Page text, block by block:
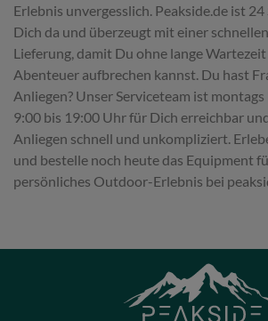
Erlebnis unvergesslich. Peakside.de ist
Dich da und überzeugt mit einer
Lieferung, damit Du ohne lange
Abenteuer aufbrechen kannst. Du hast
Anliegen? Unser Serviceteam ist
9:00 bis 19:00 Uhr für Dich erreichbar
Anliegen schnell und unkompliziert.
und bestelle noch heute das Equipment
persönliches Outdoor-Erlebnis bei